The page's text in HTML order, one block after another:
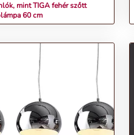
mint TIGA fehér szőtt
60 cm